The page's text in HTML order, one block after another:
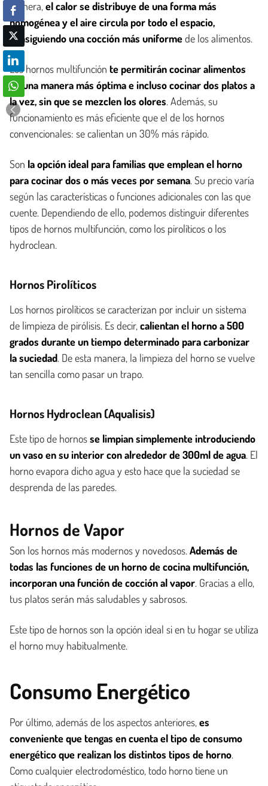
manera, el calor se distribuye de una forma más
homogénea y el aire circula por todo el espacio,
consiguiendo una cocción más uniformede los alimentos.
Los hornos multifunción te permitirán cocinar alimentos
de una manera más óptima e incluso cocinar dos platos a
la vez, sin que se mezclen los olores. Además, su
funcionamiento es más eficiente que el de los hornos
convencionales: se calientan un 30% más rápido.
Son la opción ideal para familias que emplean el horno
para cocinar dos o más veces por semana. Su precio varía
según las características o funciones adicionales con las que
cuente. Dependiendo de ello, podemos distinguir diferentes
tipos de hornos multifunción, como los pirolíticos o los
hydroclean.
Hornos Pirolíticos
Los hornos pirolíticos se caracterizan por incluir un sistema
de limpieza de pirólisis. Es decir, calientan el horno a 500
grados durante un tiempo determinado para carbonizar
la suciedad. De esta manera, la limpieza del horno se vuelve
tan sencilla como pasar un trapo.
Hornos Hydroclean (Aqualisis)
Este tipo de hornosse limpian simplemente introduciendo
un vaso en su interior con alrededor de 300ml de agua. El
horno evapora dicho agua y esto hace que la suciedad se
desprenda de las paredes.
Hornos de Vapor
Son los hornos más modernos y novedosos. Además de
todas las funciones de un horno de cocina multifunción,
incorporan una función de cocción al vapor. Gracias a ello,
tus platos serán más saludables y sabrosos.
Este tipo de hornos son la opción ideal si en tu hogar se utiliza
el horno muy habitualmente.
Consumo Energético
Por último, además de los aspectos anteriores, es
conveniente que tengas en cuenta el tipo de consumo
energético que realizan los distintos tipos de horno.
Como cualquier electrodoméstico, todo horno tiene un